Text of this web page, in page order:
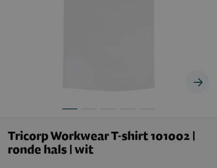
Tricorp Workwear T-shirt 101002 |
ronde hals | wit